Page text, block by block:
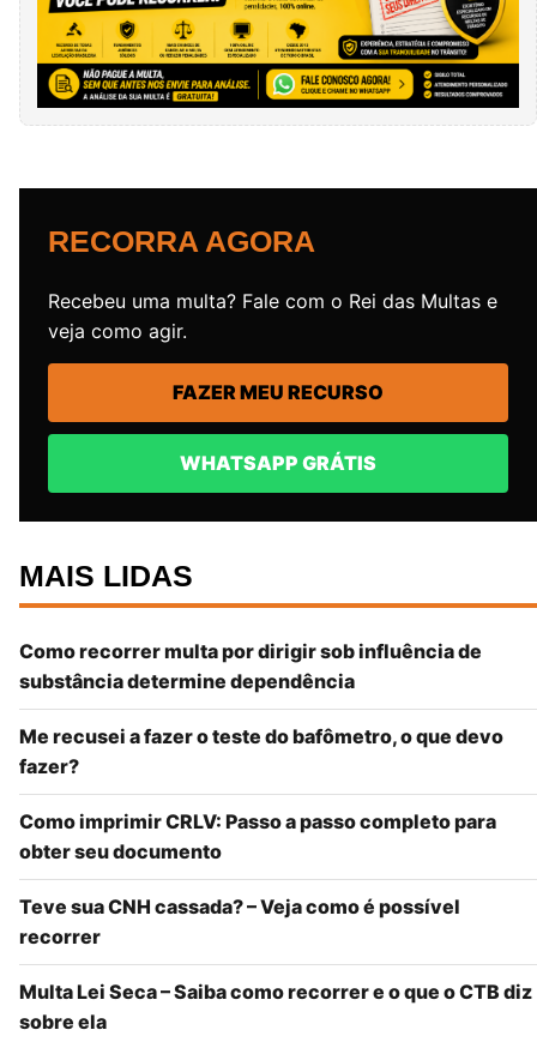
RECORRA AGORA
Recebeu uma multa? Fale com o Rei das Multas e
veja como agir.
FAZER MEU RECURSO
WHATSAPP GRÁTIS
MAIS LIDAS
Como recorrer multa por dirigir sob influência de
substância determine dependência
Me recusei a fazer o teste do bafômetro, o que devo
fazer?
Como imprimir CRLV: Passo a passo completo para
obter seu documento
Teve sua CNH cassada? – Veja como é possível
recorrer
Multa Lei Seca – Saiba como recorrer e o que o CTB diz
sobre ela